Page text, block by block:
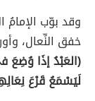
وقد بوّب الإمامُ
خفق النِّعال،
(العَبْدُ إذَا
لَيَسْمَعُ قَرْعَ